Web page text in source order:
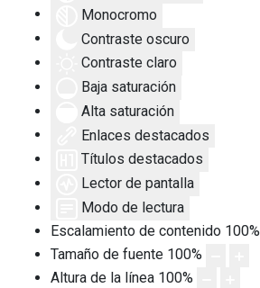
Monocromo
Contraste oscuro
Contraste claro
Baja saturación
Alta saturación
Enlaces destacados
Títulos destacados
Lector de pantalla
Modo de lectura
Escalamiento de contenido 100%
Tamaño de fuente 100%
Altura de la línea 100%